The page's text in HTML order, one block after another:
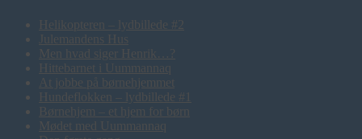
Helikopteren – lydbillede #2
Julemandens Hus
Men hvad siger Henrik…?
Hittebarnet i Uummannaq
At jobbe på børnehjemmet
Hundeflokken – lydbillede #1
Børnehjem – et hjem for børn
Mødet med Uummannaq